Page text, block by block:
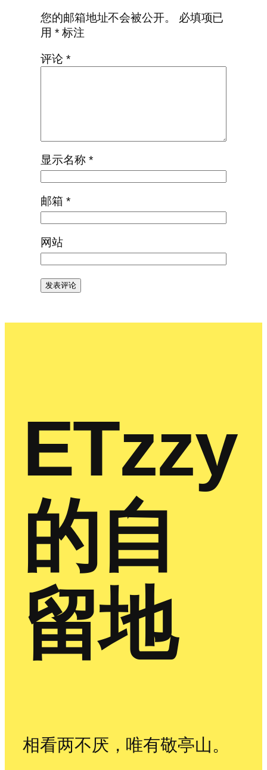
您的邮箱地址不会被公开。
必填项已
用 *标注
评论 *
显示名称 *
邮箱 *
网站
ETzzy
的自
留地
相看两不厌，唯有敬亭山。